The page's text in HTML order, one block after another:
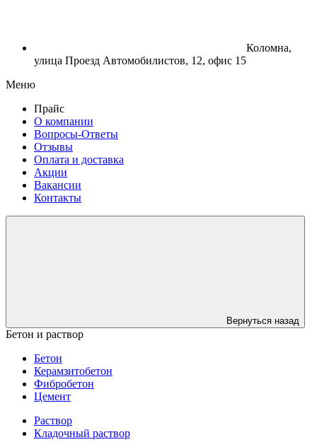
Коломна,
улица Проезд Автомобилистов, 12, офис 15
Меню
Прайс
О компании
Вопросы-Ответы
Отзывы
Оплата и доставка
Акции
Вакансии
Контакты
Вернуться назад
Бетон и раствор
Бетон
Керамзитобетон
Фибробетон
Цемент
Раствор
Кладочный раствор